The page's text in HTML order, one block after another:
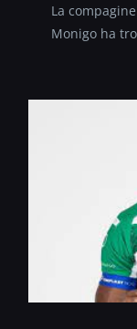
La
Monigo ha